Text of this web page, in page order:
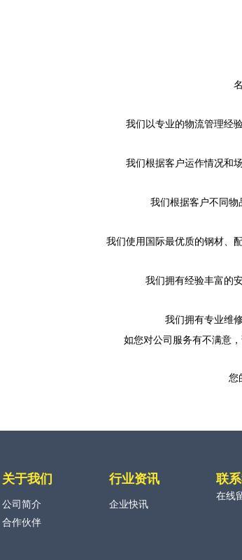
我们以专业的物流管理经
我们根据客户运作情况和
我们根据客户不同物
我们使用国际最优质的钢材、
我们拥有经验丰富的
我们拥有专业维
如您对公司服务有不满意
您
关于我们
公司简介
合作伙伴
行业资讯
企业快讯
联
在线